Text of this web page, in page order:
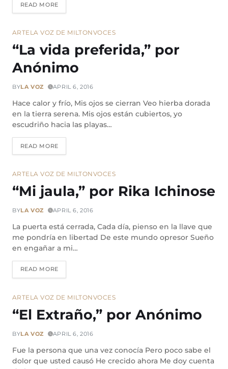
READ MORE
ARTELA VOZ DE MILTONVOCES
“La vida preferida,” por
Anónimo
BYLA VOZ APRIL 6, 2016
Hace calor y frío, Mis ojos se cierran Veo hierba dorada
en la tierra serena. Mis ojos están cubiertos, yo
escudriño hacia las playas…
READ MORE
ARTE LA VOZ DE MILTONVOCES
“Mi jaula,” por Rika Ichinose
BYLA VOZ APRIL 6, 2016
La puerta está cerrada, Cada día, pienso en la llave que
me pondría en libertad De este mundo opresor Sueño
en engañar a mi…
READ MORE
ARTE LA VOZ DE MILTONVOCES
“El Extraño,” por Anónimo
BYLA VOZ APRIL 6, 2016
Fue la persona que una vez conocía Pero poco sabe el
dolor que usted causó He crecido ahora Me doy cuenta